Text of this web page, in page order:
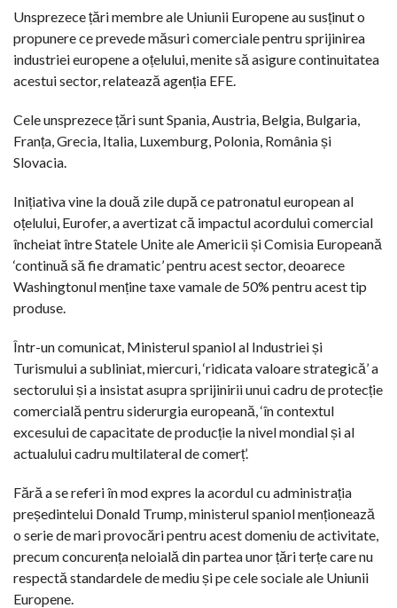
Unsprezece țări membre ale Uniunii Europene au susținut o
propunere ce prevede măsuri comerciale pentru sprijinirea
industriei europene a oțelului, menite să asigure continuitatea
acestui sector, relatează agenția EFE.
Cele unsprezece țări sunt Spania, Austria, Belgia, Bulgaria,
Franța, Grecia, Italia, Luxemburg, Polonia, România și
Slovacia.
Inițiativa vine la două zile după ce patronatul european al
oțelului, Eurofer, a avertizat că impactul acordului comercial
încheiat între Statele Unite ale Americii și Comisia Europeană
‘continuă să fie dramatic’ pentru acest sector, deoarece
Washingtonul menține taxe vamale de 50% pentru acest tip
produse.
Într-un comunicat, Ministerul spaniol al Industriei și
Turismului a subliniat, miercuri, ‘ridicata valoare strategică’ a
sectorului și a insistat asupra sprijinirii unui cadru de protecție
comercială pentru siderurgia europeană, ‘în contextul
excesului de capacitate de producție la nivel mondial și al
actualului cadru multilateral de comerț’.
Fără a se referi în mod expres la acordul cu administrația
președintelui Donald Trump, ministerul spaniol menționează
o serie de mari provocări pentru acest domeniu de activitate,
precum concurența neloială din partea unor țări terțe care nu
respectă standardele de mediu și pe cele sociale ale Uniunii
Europene.